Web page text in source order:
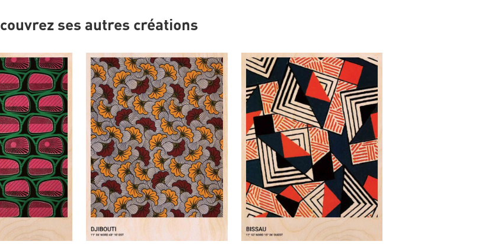
ses autres créations